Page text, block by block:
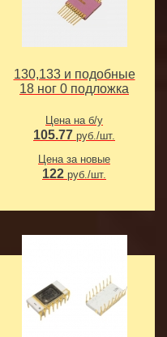
130,133 и подобные
18 ног 0 подложка
Цена на б/у
105.77 руб./шт.
Цена за новые
122 руб./шт.